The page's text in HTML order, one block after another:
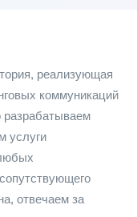
реализующая
коммуникаций
разрабатываем
услуги
отвечаем за